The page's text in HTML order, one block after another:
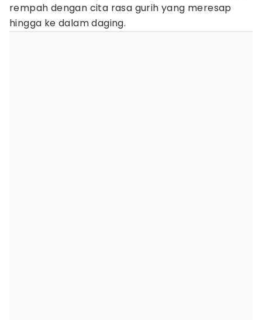
rempah dengan cita rasa gurih yang meresap
hingga ke dalam daging.